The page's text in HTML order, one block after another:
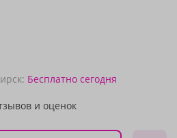
Бесплатно сегодня
и оценок